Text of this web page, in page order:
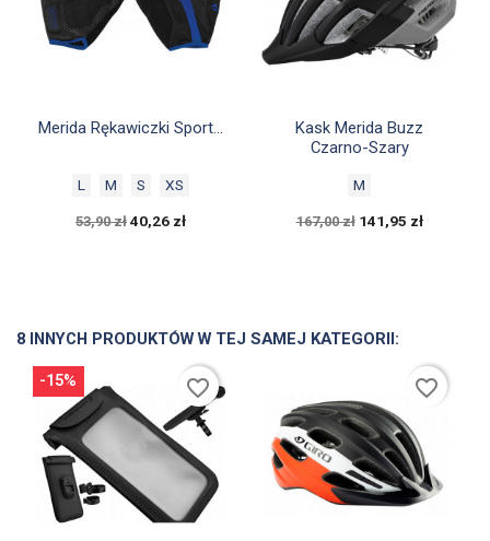
 Szybki podgląd
Merida Rękawiczki Sport...
L M S XS
53,90 zł 40,26 zł
Szybki podgląd
Kask Merida Buzz
Czarno-Szary
M
167,00 zł 141,95 zł
8 INNYCH PRODUKTÓW W TEJ SAMEJ KATEGORII:
-15% favorite_border favorite_border